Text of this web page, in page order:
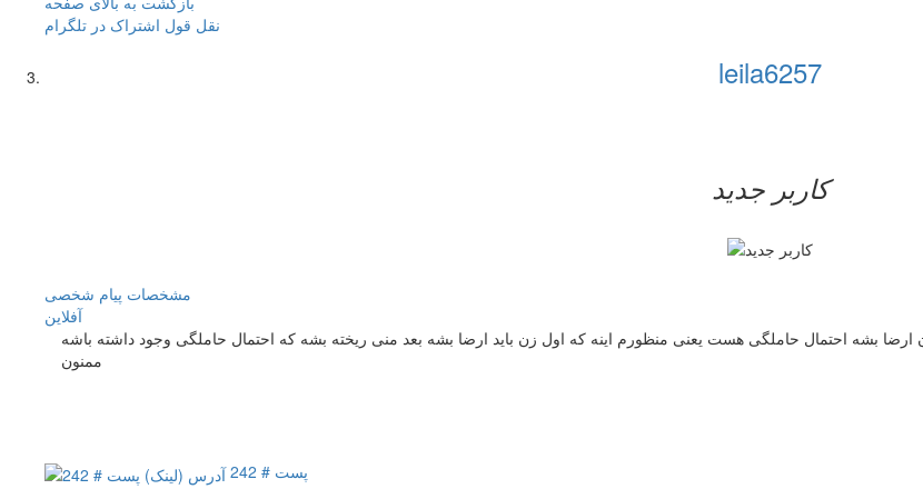
نقل قول اشتراک در تلگرام
leila6257
کاربر جدید
مشخصات پیام شخصی
آفلاين
بشه احتمال حاملگی هست یعنی منظورم اینه که اول زن باید ارضا بشه بعد منی ریخته بشه که احتمال حاملگی وجود داشته باشه
ممنون
پست # 242